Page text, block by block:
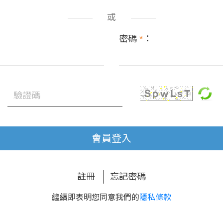
或
密碼 * ：
會員登入
註冊 忘記密碼
繼續即表明您同意我們的隱私條款